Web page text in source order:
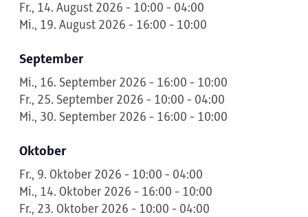
Fr., 14. August 2026 - 10:00 - 04:00
Mi., 19. August 2026 - 16:00 - 10:00
September
Mi., 16. September 2026 - 16:00 - 10:00
Fr., 25. September 2026 - 10:00 - 04:00
Mi., 30. September 2026 - 16:00 - 10:00
Oktober
Fr., 9. Oktober 2026 - 10:00 - 04:00
Mi., 14. Oktober 2026 - 16:00 - 10:00
Fr., 23. Oktober 2026 - 10:00 - 04:00